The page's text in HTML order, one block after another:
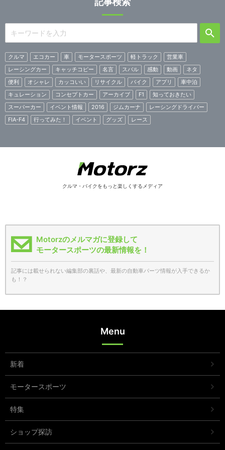
クルマ エコカー 車 モータースポーツ 軽トラック
営業車
レーシングカー
キャッチコピー 名言 スバル 感動 動画
ネタ
便利
オシャレ カッコいい リサイクル バイク アプリ
車中泊
キュレーション
コンセプトカー アーカイブ F1
知っておきたい
スーパーカー
イベント情報 2016 ジムカーナ
レーシングドライバー
FIA-F4
行ってみた！ イベント グッズ レース
クルマ・バイクをもっと楽しくするメディア
Motorzのメルマガに登録して
モータースポーツの最新情報を！
記事には載せられない編集部の裏話や、最新の自動車パーツ情報が入手できるか
も！？
Menu
新着
モータースポーツ
特集
ショップ探訪